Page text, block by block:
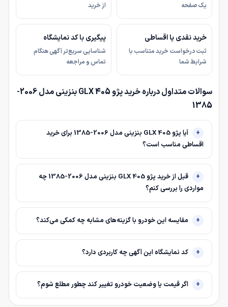
یک صفحه از خرید
خرید نقدی یا اقساطی
ثبت درخواست خرید متناسب با
شرایط شما
پیگیری با کد نمایشگاه
شناسایی سریع‌تر آگهی هنگام
تماس و مراجعه
سوالات متداول درباره خرید پژو 405 GLX بنزینی مدل 2006-
1385
آیا پژو 405 GLX بنزینی مدل 2006-1385 برای خرید
اقساطی مناسب است؟
قبل از خرید پژو 405 GLX بنزینی مدل 2006-1385 چه
مواردی را بررسی کنم؟
مقایسه این خودرو با گزینه‌های مشابه چه کمکی می‌کند؟
کد نمایشگاه این آگهی چه کاربردی دارد؟
اگر قیمت یا وضعیت خودرو تغییر کند چطور مطلع شوم؟